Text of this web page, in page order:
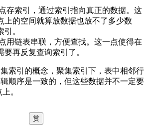
存索引，通过索引指向真正的数据。这
上的空间就算放数据也放不了多少数
。
用链表串联，方便查找。这一点使得在
要再反复查询索引了。
索引的概念，聚集索引下，表中相邻行
顺序是一致的，但这些数据并不一定要
。
赏